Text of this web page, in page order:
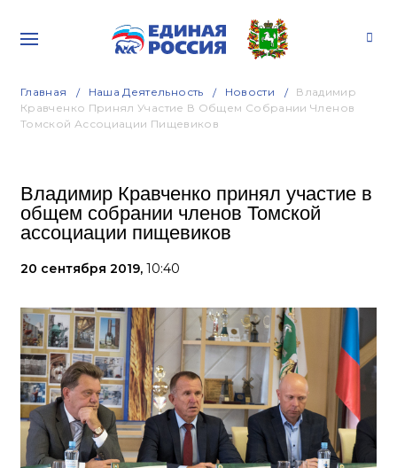
Главная Наша Деятельность Новости
Владимир
Кравченко Принял Участие В Общем Собрании Членов
Томской Ассоциации Пищевиков
Владимир Кравченко принял участие в
общем собрании членов Томской
ассоциации пищевиков
20 сентября 2019, 10:40